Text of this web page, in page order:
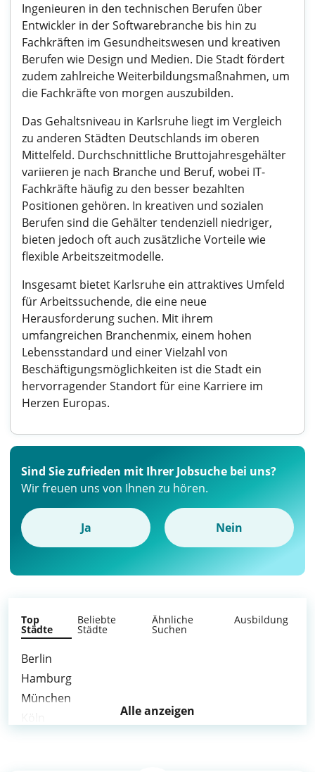
Ingenieuren in den technischen Berufen über
Entwickler in der Softwarebranche bis hin zu
Fachkräften im Gesundheitswesen und kreativen
Berufen wie Design und Medien. Die Stadt fördert
zudem zahlreiche Weiterbildungsmaßnahmen, um
die Fachkräfte von morgen auszubilden.
Das Gehaltsniveau in Karlsruhe liegt im Vergleich
zu anderen Städten Deutschlands im oberen
Mittelfeld. Durchschnittliche Bruttojahresgehälter
variieren je nach Branche und Beruf, wobei IT-
Fachkräfte häufig zu den besser bezahlten
Positionen gehören. In kreativen und sozialen
Berufen sind die Gehälter tendenziell niedriger,
bieten jedoch oft auch zusätzliche Vorteile wie
flexible Arbeitszeitmodelle.
Insgesamt bietet Karlsruhe ein attraktives Umfeld
für Arbeitssuchende, die eine neue
Herausforderung suchen. Mit ihrem
umfangreichen Branchenmix, einem hohen
Lebensstandard und einer Vielzahl von
Beschäftigungsmöglichkeiten ist die Stadt ein
hervorragender Standort für eine Karriere im
Herzen Europas.
Sind Sie zufrieden mit Ihrer Jobsuche bei uns?
Wir freuen uns von Ihnen zu hören.
Ja Nein
Top
Städte
Beliebte
Städte
Ähnliche
Suchen
Ausbildung
Berlin
Hamburg
München
Alle anzeigen